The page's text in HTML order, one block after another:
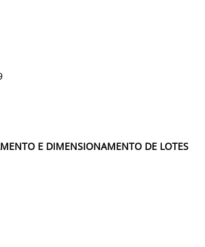
E DIMENSIONAMENTO DE LOTES